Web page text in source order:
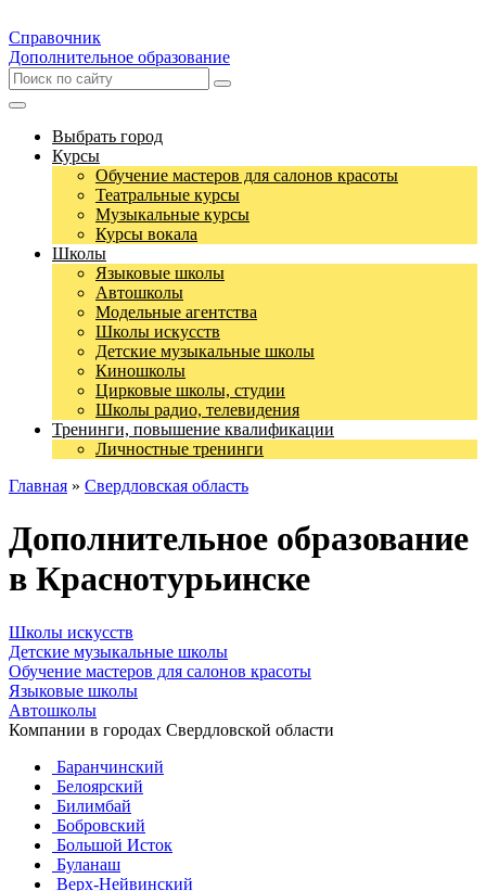
Справочник
Дополнительное образование
Выбрать город
Курсы
Обучение мастеров для салонов красоты
Театральные курсы
Музыкальные курсы
Курсы вокала
Школы
Языковые школы
Автошколы
Модельные агентства
Школы искусств
Детские музыкальные школы
Киношколы
Цирковые школы, студии
Школы радио, телевидения
Тренинги, повышение квалификации
Личностные тренинги
Главная » Свердловская область
Дополнительное образование
в Краснотурьинске
Школы искусств
Детские музыкальные школы
Обучение мастеров для салонов красоты
Языковые школы
Автошколы
Компании в городах Свердловской области
Баранчинский
Белоярский
Билимбай
Бобровский
Большой Исток
Буланаш
Верх-Нейвинский